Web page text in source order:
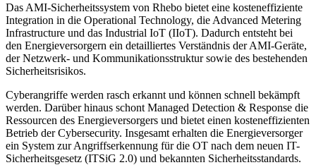
Das AMI-Sicherheitssystem von Rhebo bietet eine kosteneffiziente
Integration in die Operational Technology, die Advanced Metering
Infrastructure und das Industrial IoT (IIoT). Dadurch entsteht bei
den Energieversorgern ein detailliertes Verständnis der AMI-Geräte,
der Netzwerk- und Kommunikationsstruktur sowie des bestehenden
Sicherheitsrisikos.
Cyberangriffe werden rasch erkannt und können schnell bekämpft
werden. Darüber hinaus schont Managed Detection & Response die
Ressourcen des Energieversorgers und bietet einen kosteneffizienten
Betrieb der Cybersecurity. Insgesamt erhalten die Energieversorger
ein System zur Angriffserkennung für die OT nach dem neuen IT-
Sicherheitsgesetz (ITSiG 2.0) und bekannten Sicherheitsstandards.